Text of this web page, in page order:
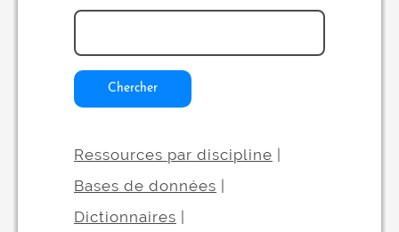
Chercher
Ressources par discipline
Bases de données
Dictionnaires